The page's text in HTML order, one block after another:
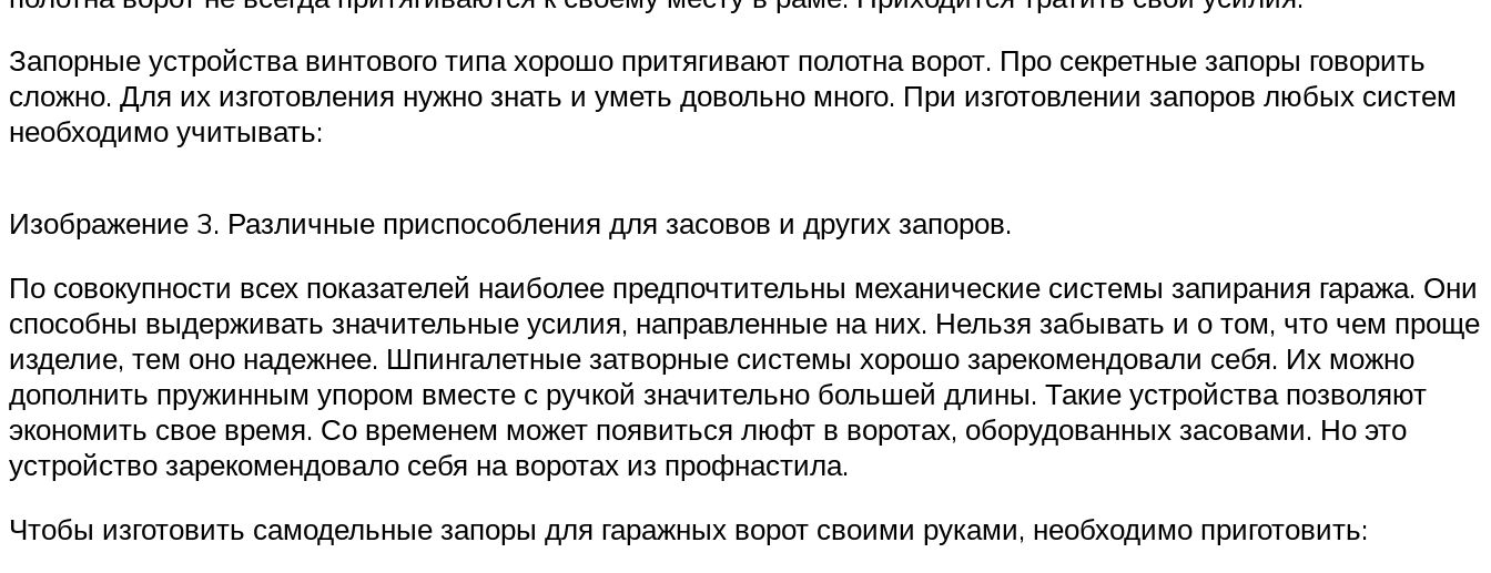
Запорные устройства винтового типа хорошо притягивают полотна ворот. Про секретные запоры говорить
сложно. Для их изготовления нужно знать и уметь довольно много. При изготовлении запоров любых систем
необходимо учитывать:
Изображение 3. Различные приспособления для засовов и других запоров.
По совокупности всех показателей наиболее предпочтительны механические системы запирания гаража. Они
способны выдерживать значительные усилия, направленные на них. Нельзя забывать и о том, что чем проще
изделие, тем оно надежнее. Шпингалетные затворные системы хорошо зарекомендовали себя. Их можно
дополнить пружинным упором вместе с ручкой значительно большей длины. Такие устройства позволяют
экономить свое время. Со временем может появиться люфт в воротах, оборудованных засовами. Но это
устройство зарекомендовало себя на воротах из профнастила.
Чтобы изготовить самодельные запоры для гаражных ворот своими руками, необходимо приготовить: